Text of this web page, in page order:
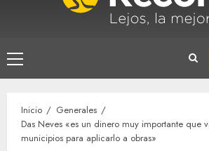
Menú
principal
Inicio
Generales
Das Neves «es un dinero muy importante que
municipios para aplicarlo a obras»